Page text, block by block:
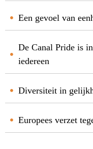
Een gevoel van
De Canal Pride is
iedereen
Diversiteit in
Europees verzet